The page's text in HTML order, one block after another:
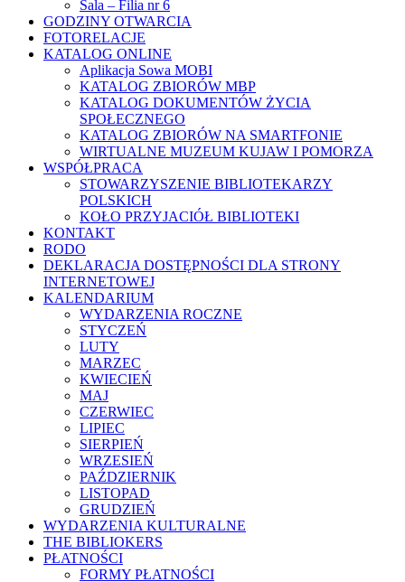
Sala – Filia nr 6
GODZINY OTWARCIA
FOTORELACJE
KATALOG ONLINE
Aplikacja Sowa MOBI
KATALOG ZBIORÓW MBP
KATALOG DOKUMENTÓW ŻYCIA
SPOŁECZNEGO
KATALOG ZBIORÓW NA SMARTFONIE
WIRTUALNE MUZEUM KUJAW I POMORZA
WSPÓŁPRACA
STOWARZYSZENIE BIBLIOTEKARZY
POLSKICH
KOŁO PRZYJACIÓŁ BIBLIOTEKI
KONTAKT
RODO
DEKLARACJA DOSTĘPNOŚCI DLA STRONY
INTERNETOWEJ
KALENDARIUM
WYDARZENIA ROCZNE
STYCZEŃ
LUTY
MARZEC
KWIECIEŃ
MAJ
CZERWIEC
LIPIEC
SIERPIEŃ
WRZESIEŃ
PAŹDZIERNIK
LISTOPAD
GRUDZIEŃ
WYDARZENIA KULTURALNE
THE BIBLIOKERS
PŁATNOŚCI
FORMY PŁATNOŚCI